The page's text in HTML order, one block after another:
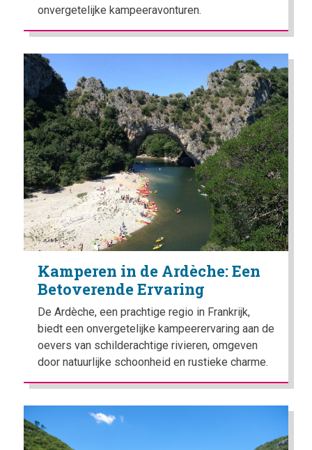
onvergetelijke kampeeravonturen.
Kamperen in de Ardèche: Een
Betoverende Ervaring
De Ardèche, een prachtige regio in Frankrijk,
biedt een onvergetelijke kampeerervaring aan de
oevers van schilderachtige rivieren, omgeven
door natuurlijke schoonheid en rustieke charme.